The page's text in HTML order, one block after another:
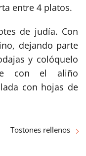
entre 4 platos.
de judía. Con
dejando parte
y colóquelo
con el aliño
con hojas de
Tostones rellenos